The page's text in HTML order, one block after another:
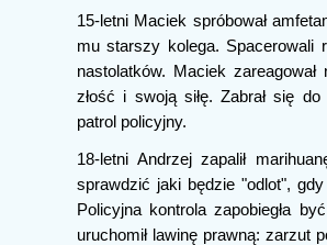
15-letni Maciek spróbował
mu starszy kolega. Spacerowali
nastolatków. Maciek
złość i swoją siłę. Zabrał się
patrol policyjny.
18-letni Andrzej zapalił
sprawdzić jaki będzie "odlot",
Policyjna kontrola zapobiegła
uruchomił lawinę prawną: zarzut